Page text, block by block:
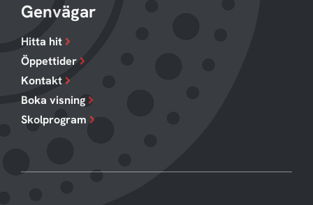
Genvägar
Hitta hit
Öppettider
Kontakt
Boka visning
Skolprogram